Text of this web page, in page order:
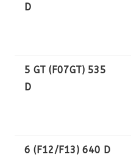
D
5 GT (F07GT) 535
D
6 (F12/F13) 640 D